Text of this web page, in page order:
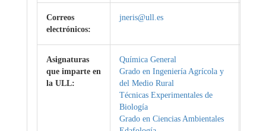
Correos
electrónicos:
jneris@ull.es
Asignaturas
que imparte en
la ULL:
Química General
Grado en Ingeniería Agrícola y
del Medio Rural
Técnicas Experimentales de
Biología
Grado en Ciencias Ambientales